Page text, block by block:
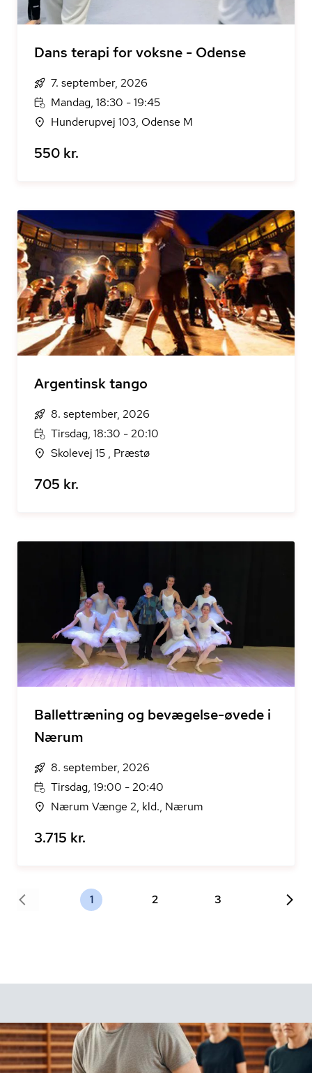
Dans terapi for voksne - Odense
7. september, 2026
Mandag, 18:30 - 19:45
Hunderupvej 103, Odense M
550 kr.
Argentinsk tango
8. september, 2026
Tirsdag, 18:30 - 20:10
Skolevej 15 , Præstø
705 kr.
Ballettræning og bevægelse-øvede i
Nærum
8. september, 2026
Tirsdag, 19:00 - 20:40
Nærum Vænge 2, kld., Nærum
3.715 kr.
1 2 3